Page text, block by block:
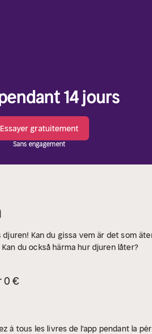
14 jours
Essayer gratuitement
Sans engagement
Kan du gissa vem är det som
du också härma hur djuren låter?
0 €
à tous les livres de l'app pendant la